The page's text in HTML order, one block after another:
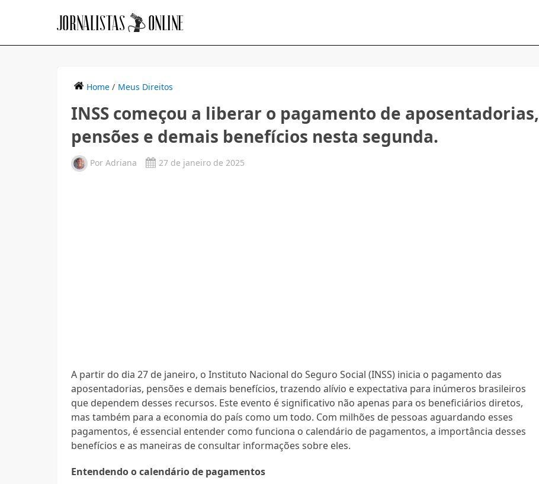
Home / Meus Direitos
INSS começou a liberar o pagamento de aposentadorias,
pensões e demais benefícios nesta segunda.
PorAdriana 27 de janeiro de 2025
A partir do dia 27 de janeiro, o Instituto Nacional do Seguro Social (INSS) inicia o pagamento das
aposentadorias, pensões e demais benefícios, trazendo alívio e expectativa para inúmeros brasileiros
que dependem desses recursos. Este evento é significativo não apenas para os beneficiários diretos,
mas também para a economia do país como um todo. Com milhões de pessoas aguardando esses
pagamentos, é essencial entender como funciona o calendário de pagamentos, a importância desses
benefícios e as maneiras de consultar informações sobre eles.
Entendendo o calendário de pagamentos